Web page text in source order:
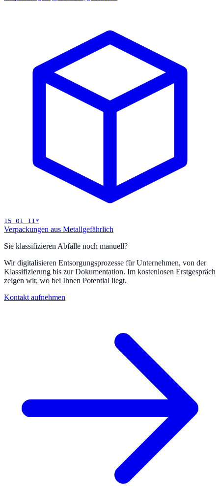
15 01 11*
Verpackungen aus Metallgefährlich
Sie klassifizieren Abfälle noch manuell?
Wir digitalisieren Entsorgungsprozesse für Unternehmen, von der
Klassifizierung bis zur Dokumentation. Im kostenlosen Erstgespräch
zeigen wir, wo bei Ihnen Potential liegt.
Kontakt aufnehmen